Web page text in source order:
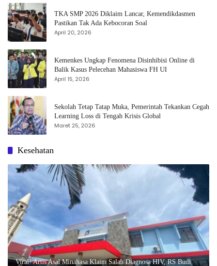
TKA SMP 2026 Diklaim Lancar, Kemendikdasmen
Pastikan Tak Ada Kebocoran Soal
April 20, 2026
Kemenkes Ungkap Fenomena Disinhibisi Online di
Balik Kasus Pelecehan Mahasiswa FH UI
April 15, 2026
Sekolah Tetap Tatap Muka, Pemerintah Tekankan Cegah
Learning Loss di Tengah Krisis Global
Maret 25, 2026
Kesehatan
Viral! Artis Asal Minahasa Klaim Salah Diagnosa HIV, RS Budi